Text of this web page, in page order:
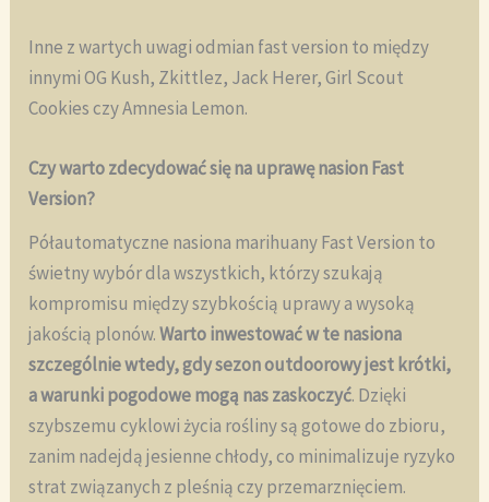
Inne z wartych uwagi odmian fast version to między
innymi OG Kush, Zkittlez, Jack Herer, Girl Scout
Cookies czy Amnesia Lemon.
Czy warto zdecydować się na uprawę nasion Fast
Version?
Półautomatyczne nasiona marihuany Fast Version to
świetny wybór dla wszystkich, którzy szukają
kompromisu między szybkością uprawy a wysoką
jakością plonów.Warto inwestować w te nasiona
szczególnie wtedy, gdy sezon outdoorowy jest krótki,
a warunki pogodowe mogą nas zaskoczyć. Dzięki
szybszemu cyklowi życia rośliny są gotowe do zbioru,
zanim nadejdą jesienne chłody, co minimalizuje ryzyko
strat związanych z pleśnią czy przemarznięciem.